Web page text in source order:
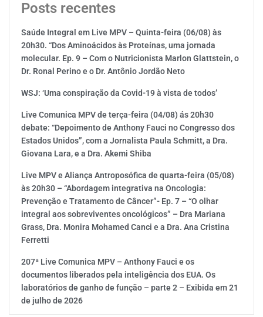
Posts recentes
Saúde Integral em Live MPV – Quinta-feira (06/08) às
20h30. “Dos Aminoácidos às Proteínas, uma jornada
molecular. Ep. 9 – Com o Nutricionista Marlon Glattstein, o
Dr. Ronal Perino e o Dr. Antônio Jordão Neto
WSJ: ‘Uma conspiração da Covid-19 à vista de todos’
Live Comunica MPV de terça-feira (04/08) ás 20h30
debate: “Depoimento de Anthony Fauci no Congresso dos
Estados Unidos”, com a Jornalista Paula Schmitt, a Dra.
Giovana Lara, e a Dra. Akemi Shiba
Live MPV e Aliança Antroposófica de quarta-feira (05/08)
às 20h30 – “Abordagem integrativa na Oncologia:
Prevenção e Tratamento de Câncer”- Ep. 7 – “O olhar
integral aos sobreviventes oncológicos” – Dra Mariana
Grass, Dra. Monira Mohamed Canci e a Dra. Ana Cristina
Ferretti
207ª Live Comunica MPV – Anthony Fauci e os
documentos liberados pela inteligência dos EUA. Os
laboratórios de ganho de função – parte 2 – Exibida em 21
de julho de 2026